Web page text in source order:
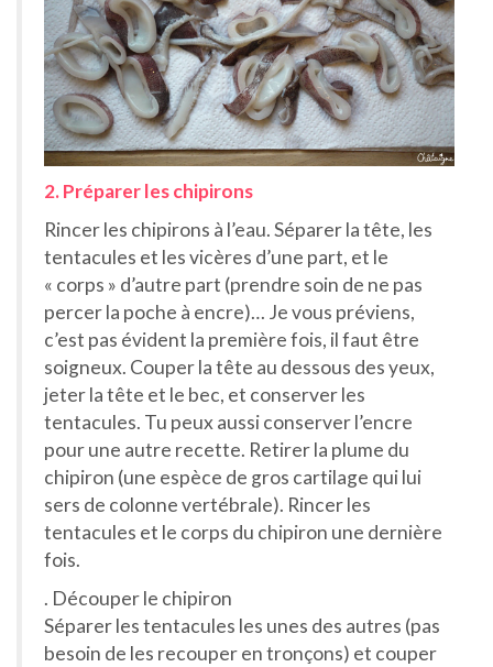
2. Préparer les chipirons
Rincer les chipirons à l’eau. Séparer la tête, les
tentacules et les vicères d’une part, et le
« corps » d’autre part (prendre soin de ne pas
percer la poche à encre)… Je vous préviens,
c’est pas évident la première fois, il faut être
soigneux. Couper la tête au dessous des yeux,
jeter la tête et le bec, et conserver les
tentacules. Tu peux aussi conserver l’encre
pour une autre recette. Retirer la plume du
chipiron (une espèce de gros cartilage qui lui
sers de colonne vertébrale). Rincer les
tentacules et le corps du chipiron une dernière
fois.
. Découper le chipiron
Séparer les tentacules les unes des autres (pas
besoin de les recouper en tronçons) et couper